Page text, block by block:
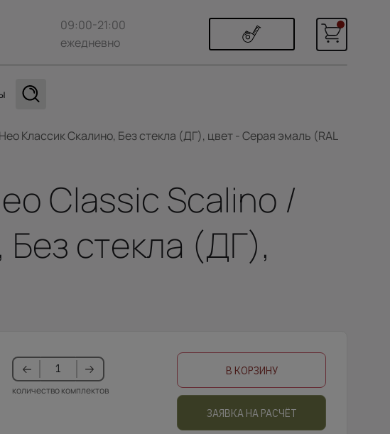
09:00-21:00
ежедневно
Классик Скалино, Без стекла (ДГ), цвет - Серая эмаль (RAL
Classic Scalino /
стекла (ДГ),
количество комплектов
В КОРЗИНУ
ЗАЯВКА НА РАСЧЁТ